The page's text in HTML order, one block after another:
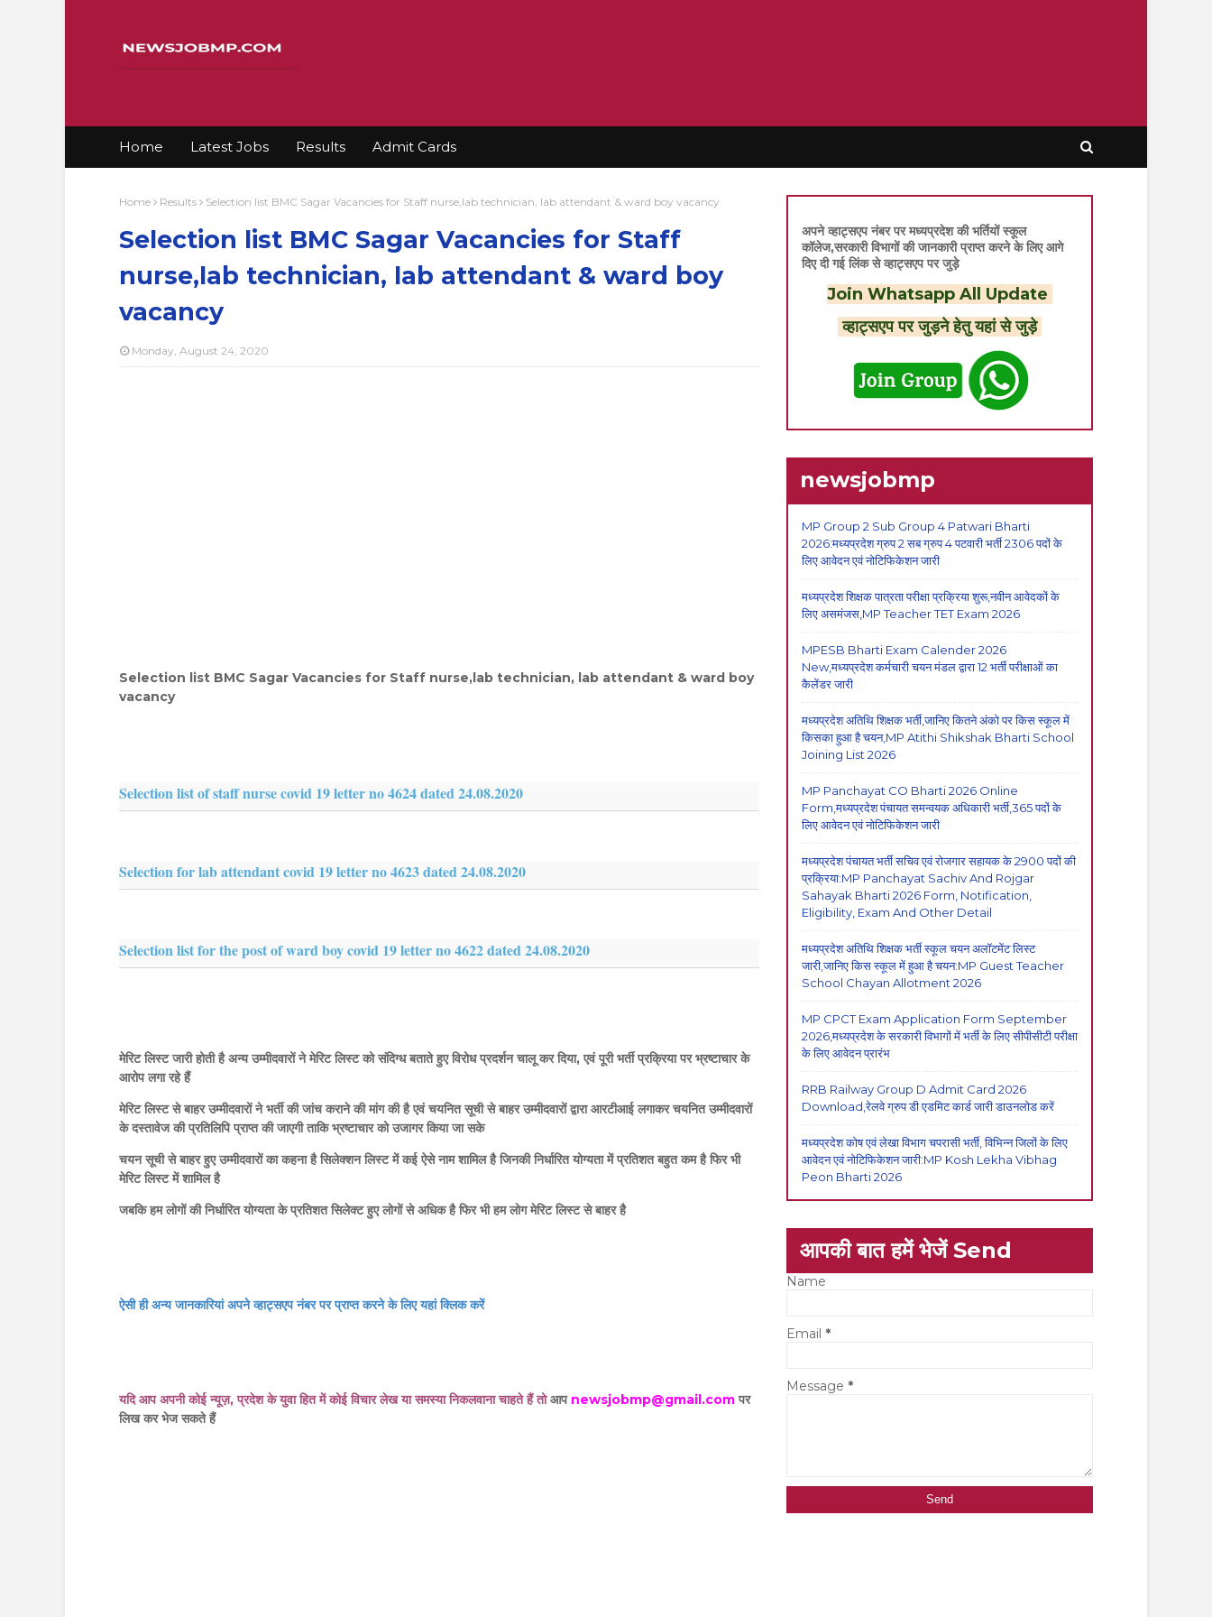
Home Latest Jobs Results Admit Cards
Home Results Selection list BMC Sagar Vacancies for Staff nurse,lab technician, lab attendant & ward boy vacancy
Selection list BMC Sagar Vacancies for Staff
nurse,lab technician, lab attendant & ward boy
vacancy
Monday, August 24, 2020
Selection list BMC Sagar Vacancies for Staff nurse,lab technician, lab attendant & ward boy
vacancy
Selection list of staff nurse covid 19 letter no 4624 dated 24.08.2020
Selection for lab attendant covid 19 letter no 4623 dated 24.08.2020
Selection list for the post of ward boy covid 19 letter no 4622 dated 24.08.2020
मेरिट लिस्ट जारी होती है अन्य उम्मीदवारों ने मेरिट लिस्ट को संदिग्ध बताते हुए विरोध प्रदर्शन चालू कर दिया, एवं पूरी भर्ती प्रक्रिया पर भ्रष्टाचार के
आरोप लगा रहे हैं
मेरिट लिस्ट से बाहर उम्मीदवारों ने भर्ती की जांच कराने की मांग की है एवं चयनित सूची से बाहर उम्मीदवारों द्वारा आरटीआई लगाकर चयनित उम्मीदवारों
के दस्तावेज की प्रतिलिपि प्राप्त की जाएगी ताकि भ्रष्टाचार को उजागर किया जा सके
चयन सूची से बाहर हुए उम्मीदवारों का कहना है सिलेक्शन लिस्ट में कई ऐसे नाम शामिल है जिनकी निर्धारित योग्यता में प्रतिशत बहुत कम है फिर भी
मेरिट लिस्ट में शामिल है
जबकि हम लोगों की निर्धारित योग्यता के प्रतिशत सिलेक्ट हुए लोगों से अधिक है फिर भी हम लोग मेरिट लिस्ट से बाहर है
ऐसी ही अन्य जानकारियां अपने व्हाट्सएप नंबर पर प्राप्त करने के लिए यहां क्लिक करें
यदि आप अपनी कोई न्यूज़, प्रदेश के युवा हित में कोई विचार लेख या समस्या निकलवाना चाहते हैं तोआप newsjobmp@gmail.com पर
लिख कर भेज सकते हैं
अपने व्हाट्सएप नंबर पर मध्यप्रदेश की भर्तियों स्कूल
कॉलेज,सरकारी विभागों की जानकारी प्राप्त करने के लिए आगे
दिए दी गई लिंक से व्हाट्सएप पर जुड़े
Join Whatsapp All Update
व्हाट्सएप पर जुड़ने हेतु यहां से जुड़े
newsjobmp
MP Group 2 Sub Group 4 Patwari Bharti
2026:मध्यप्रदेश ग्रुप 2 सब ग्रुप 4 पटवारी भर्ती 2306 पदों के
लिए आवेदन एवं नोटिफिकेशन जारी
मध्यप्रदेश शिक्षक पात्रता परीक्षा प्रक्रिया शुरू,नवीन आवेदकों के
लिए असमंजस,MP Teacher TET Exam 2026
MPESB Bharti Exam Calender 2026
New,मध्यप्रदेश कर्मचारी चयन मंडल द्वारा 12 भर्ती परीक्षाओं का
कैलेंडर जारी
मध्यप्रदेश अतिथि शिक्षक भर्ती,जानिए कितने अंको पर किस स्कूल में
किसका हुआ है चयन,MP Atithi Shikshak Bharti School
Joining List 2026
MP Panchayat CO Bharti 2026 Online
Form,मध्यप्रदेश पंचायत समन्वयक अधिकारी भर्ती,365 पदों के
लिए आवेदन एवं नोटिफिकेशन जारी
मध्यप्रदेश पंचायत भर्ती सचिव एवं रोजगार सहायक के 2900 पदों की
प्रक्रिया:MP Panchayat Sachiv And Rojgar
Sahayak Bharti 2026 Form, Notification,
Eligibility, Exam And Other Detail
मध्यप्रदेश अतिथि शिक्षक भर्ती स्कूल चयन अलॉटमेंट लिस्ट
जारी,जानिए किस स्कूल में हुआ है चयन:MP Guest Teacher
School Chayan Allotment 2026
MP CPCT Exam Application Form September
2026,मध्यप्रदेश के सरकारी विभागों में भर्ती के लिए सीपीसीटी परीक्षा
के लिए आवेदन प्रारंभ
RRB Railway Group D Admit Card 2026
Download,रेलवे ग्रुप डी एडमिट कार्ड जारी डाउनलोड करें
मध्यप्रदेश कोष एवं लेखा विभाग चपरासी भर्ती, विभिन्न जिलों के लिए
आवेदन एवं नोटिफिकेशन जारी:MP Kosh Lekha Vibhag
Peon Bharti 2026
आपकी बात हमें भेजें Send
Name
Email *
Message *